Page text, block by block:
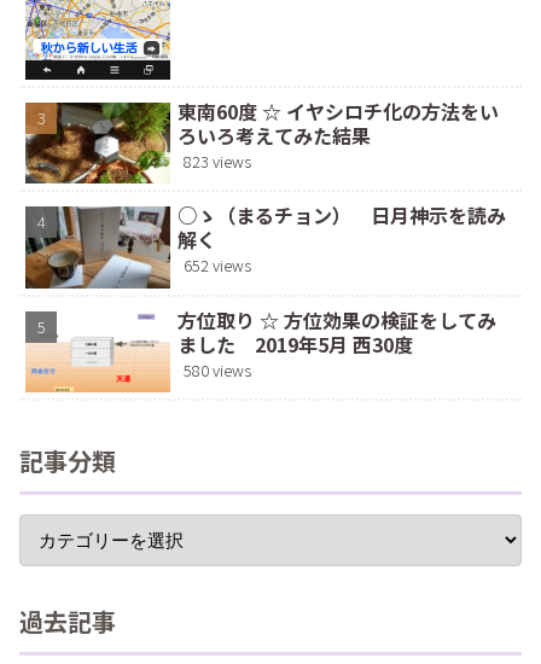
東南60度 ☆ イヤシロチ化の方法をい
ろいろ考えてみた結果
823 views
○ゝ（まるチョン） 日月神示を読み
解く
652 views
方位取り ☆ 方位効果の検証をしてみ
ました 2019年5月 西30度
580 views
記事分類
過去記事